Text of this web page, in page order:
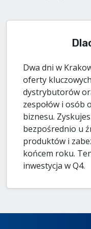
Dwa dni w
oferty
dystrybutorów
zespołów i osób
biznesu.
bezpośrednio u
produktów i
końcem roku.
inwestycja w Q4.